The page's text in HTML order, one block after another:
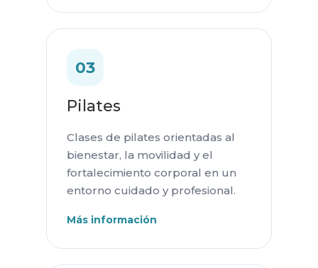
03
Pilates
Clases de pilates orientadas al
bienestar, la movilidad y el
fortalecimiento corporal en un
entorno cuidado y profesional.
Más información